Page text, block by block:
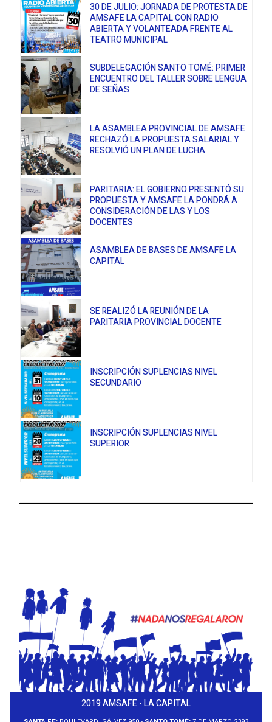
30 DE JULIO: JORNADA DE PROTESTA DE
AMSAFE LA CAPITAL CON RADIO
ABIERTA Y VOLANTEADA FRENTE AL
TEATRO MUNICIPAL
SUBDELEGACIÓN SANTO TOMÉ: PRIMER
ENCUENTRO DEL TALLER SOBRE LENGUA
DE SEÑAS
LA ASAMBLEA PROVINCIAL DE AMSAFE
RECHAZÓ LA PROPUESTA SALARIAL Y
RESOLVIÓ UN PLAN DE LUCHA
PARITARIA: EL GOBIERNO PRESENTÓ SU
PROPUESTA Y AMSAFE LA PONDRÁ A
CONSIDERACIÓN DE LAS Y LOS
DOCENTES
ASAMBLEA DE BASES DE AMSAFE LA
CAPITAL
SE REALIZÓ LA REUNIÓN DE LA
PARITARIA PROVINCIAL DOCENTE
INSCRIPCIÓN SUPLENCIAS NIVEL
SECUNDARIO
INSCRIPCIÓN SUPLENCIAS NIVEL
SUPERIOR
2019 AMSAFE - LA CAPITAL